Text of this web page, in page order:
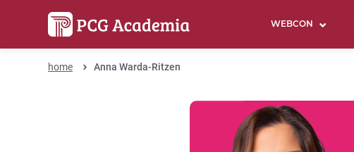
WEBCON
home Anna Warda-Ritzen